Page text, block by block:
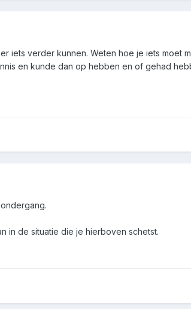
iets verder kunnen. Weten hoe je iets moet
en kunde dan op hebben en of gehad
in de situatie die je hierboven schetst.